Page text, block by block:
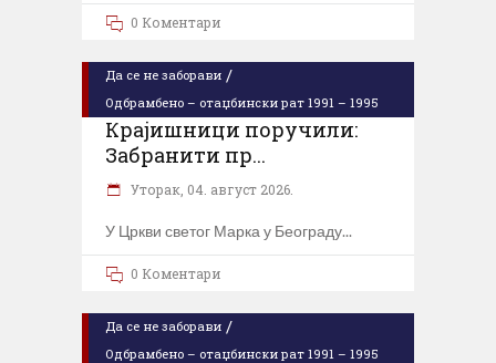
0 Коментари
Да се не заборави /
Одбрамбено – отаџбински рат 1991 – 1995
Крајишници поручили:
Забранити пр...
Уторак, 04. август 2026.
У Цркви светог Марка у Београду
0 Коментари
Да се не заборави /
Одбрамбено – отаџбински рат 1991 – 1995